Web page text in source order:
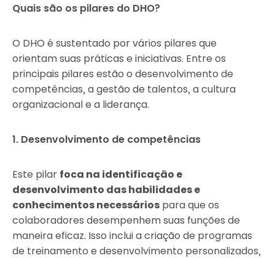
Quais são os pilares do DHO?
O DHO é sustentado por vários pilares que
orientam suas práticas e iniciativas. Entre os
principais pilares estão o desenvolvimento de
competências, a gestão de talentos, a cultura
organizacional e a liderança.
1. Desenvolvimento de competências
Este pilar foca na identificação e
desenvolvimento das habilidades e
conhecimentos necessários para que os
colaboradores desempenhem suas funções de
maneira eficaz. Isso inclui a criação de programas
de treinamento e desenvolvimento personalizados,